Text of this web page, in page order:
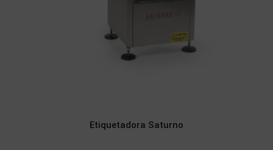
Etiquetadora Saturno